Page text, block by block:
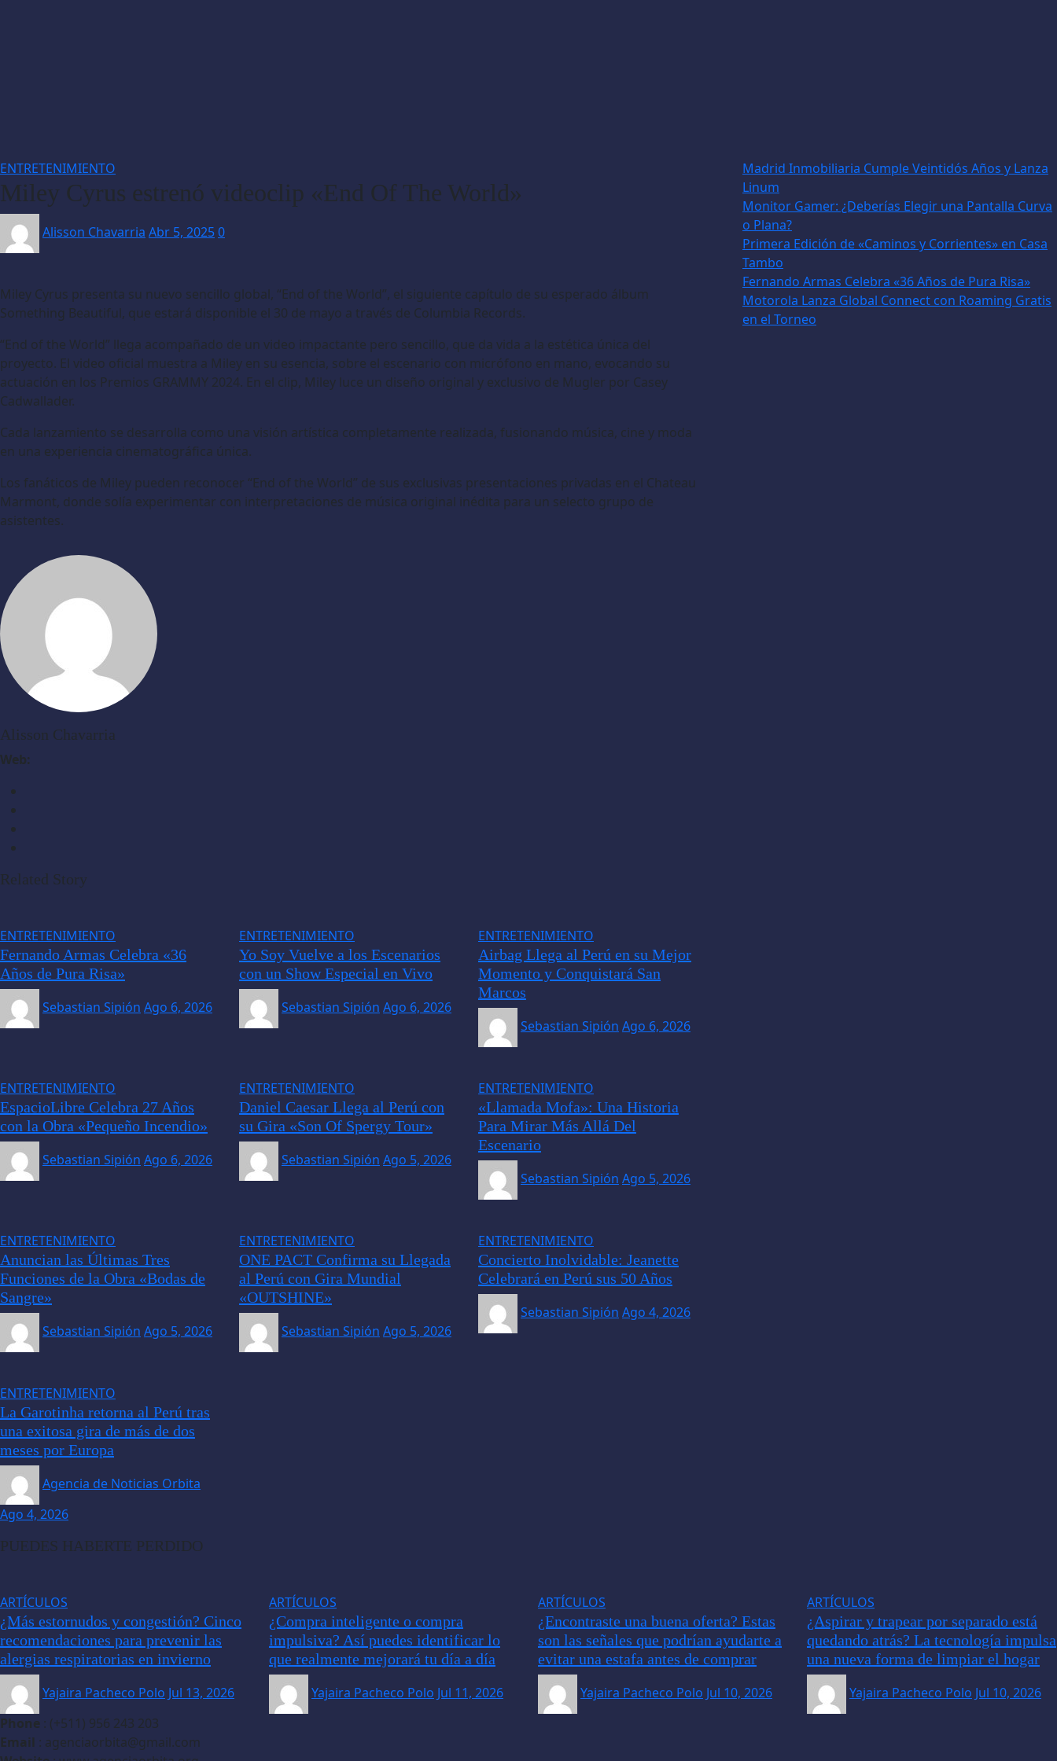
ENTRETENIMIENTO
Miley Cyrus estrenó videoclip «End Of The World»
Alisson Chavarria Abr 5, 20250
Miley Cyrus presenta su nuevo sencillo global, “End of the World”, el siguiente capítulo de su esperado álbum
Something Beautiful, que estará disponible el 30 de mayo a través de Columbia Records.
“End of the World” llega acompañado de un video impactante pero sencillo, que da vida a la estética única del
proyecto. El video oficial muestra a Miley en su esencia, sobre el escenario con micrófono en mano, evocando su
actuación en los Premios GRAMMY 2024. En el clip, Miley luce un diseño original y exclusivo de Mugler por Casey
Cadwallader.
Cada lanzamiento se desarrolla como una visión artística completamente realizada, fusionando música, cine y moda
en una experiencia cinematográfica única.
Los fanáticos de Miley pueden reconocer “End of the World” de sus exclusivas presentaciones privadas en el Chateau
Marmont, donde solía experimentar con interpretaciones de música original inédita para un selecto grupo de
asistentes.
Alisson Chavarria
Web:
Related Story
ENTRETENIMIENTO
Fernando Armas Celebra «36
Años de Pura Risa»
Sebastian Sipión Ago 6, 2026
ENTRETENIMIENTO
Yo Soy Vuelve a los Escenarios
con un Show Especial en Vivo
Sebastian Sipión Ago 6, 2026
ENTRETENIMIENTO
Airbag Llega al Perú en su Mejor
Momento y Conquistará San
Marcos
Sebastian Sipión Ago 6, 2026
ENTRETENIMIENTO
EspacioLibre Celebra 27 Años
con la Obra «Pequeño Incendio»
Sebastian Sipión Ago 6, 2026
ENTRETENIMIENTO
Daniel Caesar Llega al Perú con
su Gira «Son Of Spergy Tour»
Sebastian Sipión Ago 5, 2026
ENTRETENIMIENTO
«Llamada Mofa»: Una Historia
Para Mirar Más Allá Del
Escenario
Sebastian Sipión Ago 5, 2026
ENTRETENIMIENTO
Anuncian las Últimas Tres
Funciones de la Obra «Bodas de
Sangre»
Sebastian Sipión Ago 5, 2026
ENTRETENIMIENTO
ONE PACT Confirma su Llegada
al Perú con Gira Mundial
«OUTSHINE»
Sebastian Sipión Ago 5, 2026
ENTRETENIMIENTO
Concierto Inolvidable: Jeanette
Celebrará en Perú sus 50 Años
Sebastian Sipión Ago 4, 2026
ENTRETENIMIENTO
La Garotinha retorna al Perú tras
una exitosa gira de más de dos
meses por Europa
Agencia de Noticias Orbita
Ago 4, 2026
Madrid Inmobiliaria Cumple Veintidós Años y Lanza
Linum
Monitor Gamer: ¿Deberías Elegir una Pantalla Curva
o Plana?
Primera Edición de «Caminos y Corrientes» en Casa
Tambo
Fernando Armas Celebra «36 Años de Pura Risa»
Motorola Lanza Global Connect con Roaming Gratis
en el Torneo
PUEDES HABERTE PERDIDO
ARTÍCULOS
¿Más estornudos y congestión? Cinco
recomendaciones para prevenir las
alergias respiratorias en invierno
Yajaira Pacheco Polo Jul 13, 2026
ARTÍCULOS
¿Compra inteligente o compra
impulsiva? Así puedes identificar lo
que realmente mejorará tu día a día
Yajaira Pacheco Polo Jul 11, 2026
ARTÍCULOS
¿Encontraste una buena oferta? Estas
son las señales que podrían ayudarte a
evitar una estafa antes de comprar
Yajaira Pacheco Polo Jul 10, 2026
ARTÍCULOS
¿Aspirar y trapear por separado está
quedando atrás? La tecnología impulsa
una nueva forma de limpiar el hogar
Yajaira Pacheco Polo Jul 10, 2026
Phone : (+511) 956 243 203
Email : agenciaorbita@gmail.com